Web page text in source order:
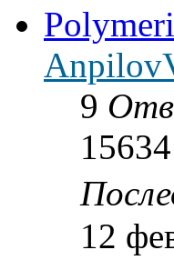
9
15634
12